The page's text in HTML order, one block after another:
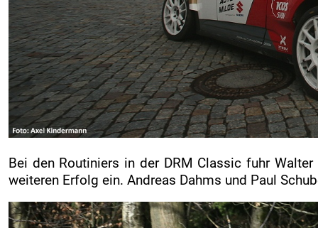
Bei den Routiniers in der DRM Classic fuhr
weiteren Erfolg ein. Andreas Dahms und Paul